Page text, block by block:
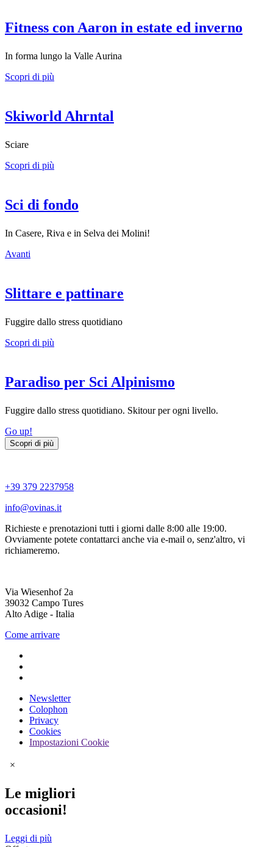
Fitness con Aaron in estate ed inverno
In forma lungo la Valle Aurina
Scopri di più
Skiworld Ahrntal
Sciare
Scopri di più
Sci di fondo
In Casere, Riva e in Selva dei Molini!
Avanti
Slittare e pattinare
Fuggire dallo stress quotidiano
Scopri di più
Paradiso per Sci Alpinismo
Fuggire dallo stress quotidiano. Skitour per ogni livello.
Go up!
Scopri di più
+39 379 2237958
info@ovinas.it
Richieste e prenotazioni tutti i giorni dalle 8:00 alle 19:00.
Ovviamente potete contattarci anche via e-mail o, senz'altro, vi
richiameremo.
Via Wiesenhof 2a
39032 Campo Tures
Alto Adige - Italia
Come arrivare
Newsletter
Colophon
Privacy
Cookies
Impostazioni Cookie
×
Le migliori
occasioni!
Leggi di più